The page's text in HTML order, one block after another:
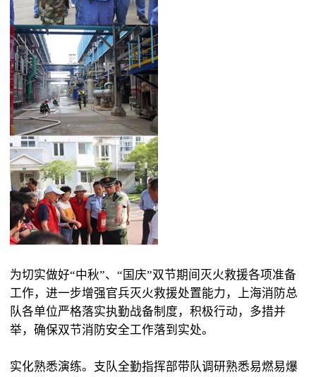
为切实做好“中秋”、“国庆”双节期间灭火救援各项准备
工作，进一步增强官兵灭火救援处置能力，上海消防总
队各单位严格落实执勤战备制度，积极行动，多措并
举，确保双节消防安全工作落到实处。
实化熟悉演练。支队全勤指挥部带队调研熟悉易燃易爆